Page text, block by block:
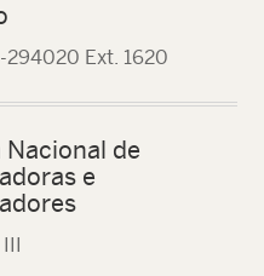
294020 Ext. 1620
Nacional de
e